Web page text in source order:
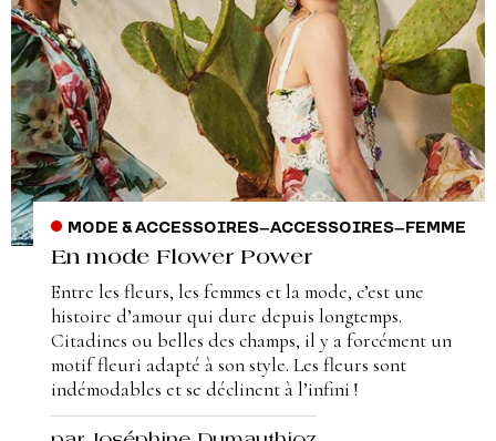
MODE & ACCESSOIRES–ACCESSOIRES– FEMME
En mode Flower Power
Entre les fleurs, les femmes et la mode, c’est une
histoire d’amour qui dure depuis longtemps.
Citadines ou belles des champs, il y a forcément un
motif fleuri adapté à son style. Les fleurs sont
indémodables et se déclinent à l’infini !